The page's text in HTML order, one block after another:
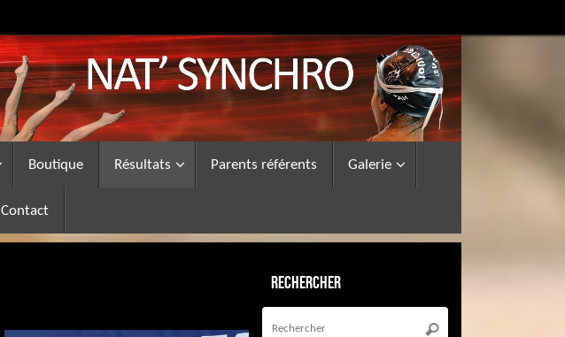
Boutique Résultats Parents référents Galerie
Contact
Rechercher
Recherche
Rechercher